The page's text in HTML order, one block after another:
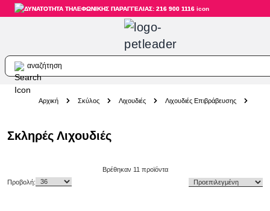
ΔΥΝΑΤΟΤΗΤΑ ΤΗΛΕΦΩΝΙΚΗΣ ΠΑΡΑΓΓΕΛΙΑΣ: 216 900 1116
Skip to Content
αναζήτηση
Αρχική Σκύλος Λιχουδιές Λιχουδιές Επιβράβευσης
Skip to product list
Σκληρές Λιχουδιές
Βρέθηκαν 11 προϊόντα
Προβολή: